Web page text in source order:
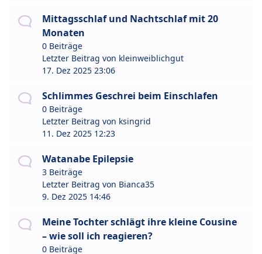
Mittagsschlaf und Nachtschlaf mit 20
Monaten
0 Beiträge
Letzter Beitrag von kleinweiblichgut
17. Dez 2025 23:06
Schlimmes Geschrei beim Einschlafen
0 Beiträge
Letzter Beitrag von ksingrid
11. Dez 2025 12:23
Watanabe Epilepsie
3 Beiträge
Letzter Beitrag von Bianca35
9. Dez 2025 14:46
Meine Tochter schlägt ihre kleine Cousine
– wie soll ich reagieren?
0 Beiträge